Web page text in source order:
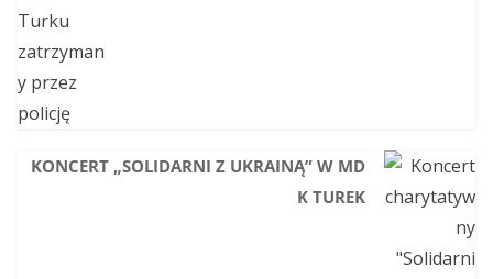
KONCERT „SOLIDARNI Z UKRAINĄ” W MD
K TUREK